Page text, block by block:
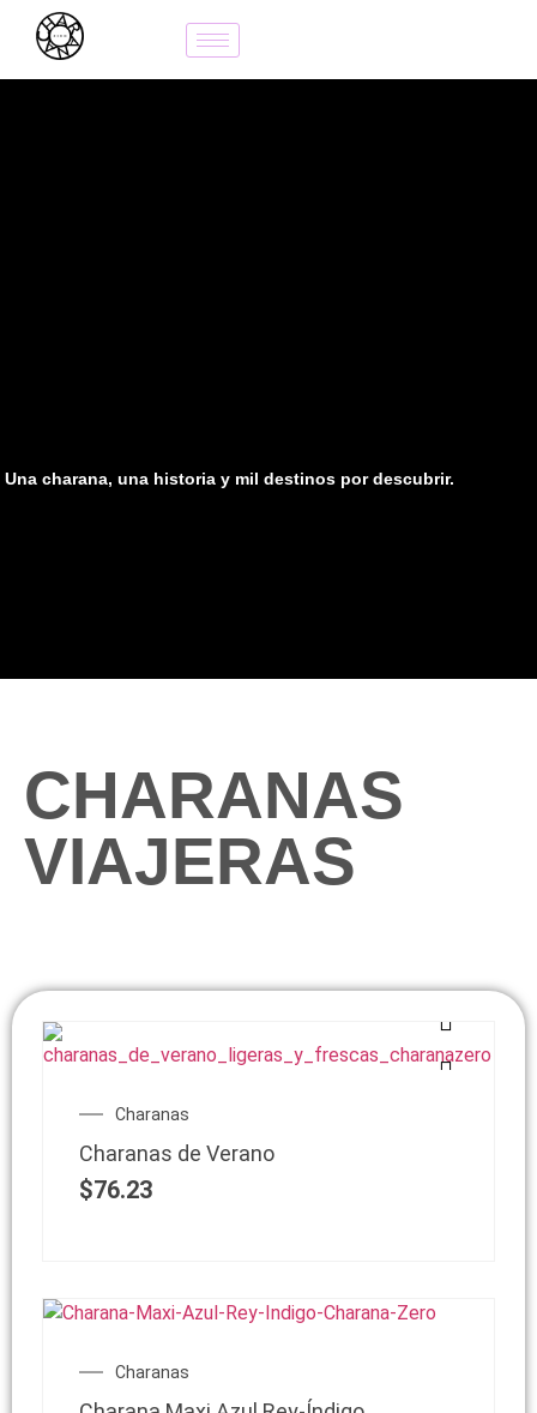
Una charana, una historia y mil destinos por descubrir.
CHARANAS
VIAJERAS
Charanas
Charanas de Verano
$76.23
Charanas